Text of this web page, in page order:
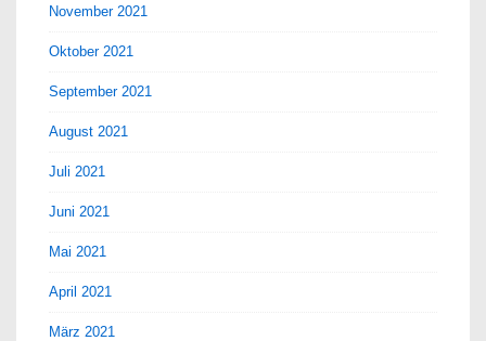
November 2021
Oktober 2021
September 2021
August 2021
Juli 2021
Juni 2021
Mai 2021
April 2021
März 2021